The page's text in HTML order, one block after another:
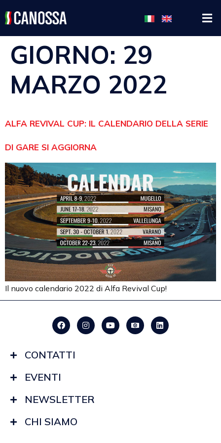
GIORNO: 29
MARZO 2022
ALFA REVIVAL CUP: IL CALENDARIO DELLA SERIE
DI GARE SI AGGIORNA
Il nuovo calendario 2022 di Alfa Revival Cup!
CONTATTI
EVENTI
NEWSLETTER
CHI SIAMO